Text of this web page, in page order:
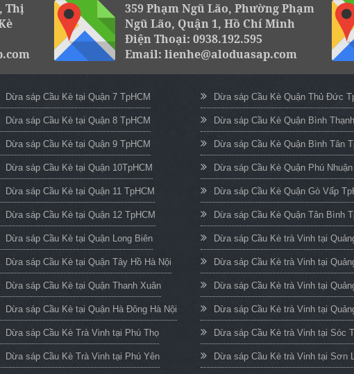
Thị
359 Phạm Ngũ Lão, Phường Phạm
Ngũ Lão, Quận 1, Hồ Chí Minh
Điện Thoại: 0938.192.595
Email: lienhe@aloduasap.com
Dừa sáp Cầu Kè tại Quận 7 TpHCM
Dừa sáp Cầu Kè tại Quận 8 TpHCM
Dừa sáp Cầu Kè tại Quận 9 TpHCM
Dừa sáp Cầu Kè tại Quận 10TpHCM
Dừa sáp Cầu Kè tại Quận 11 TpHCM
Dừa sáp Cầu Kè tại Quận 12 TpHCM
Dừa sáp Cầu Kè tại Quận Long Biên
Dừa sáp Cầu Kè tại Quận Tây Hồ Hà Nội
Dừa sáp Cầu Kè tại Quận Thanh Xuân
Dừa sáp Cầu Kè tại Quận Hà Đông Hà Nội
Dừa sáp Cầu Kè Trà Vinh tại Phú Thọ
Dừa sáp Cầu Kè Trà Vinh tại Phú Yên
Dừa sáp Cầu Kè Quận Thủ Đức
Dừa sáp Cầu Kè Quận Bình
Dừa sáp Cầu Kè Quận Bình Tân
Dừa sáp Cầu Kè Quận Phú Nhuận
Dừa sáp Cầu Kè Quận Gò Vấp
Dừa sáp Cầu Kè Quận Tân Bình
Dừa sáp Cầu Kè trà Vinh tại
Dừa sáp Cầu Kè trà Vinh tại
Dừa sáp Cầu Kè trà Vinh tại
Dừa sáp Cầu Kè trà Vinh tại
Dừa sáp Cầu Kè trà Vinh tại Sóc
Dừa sáp Cầu Kè trà Vinh tại Sơn